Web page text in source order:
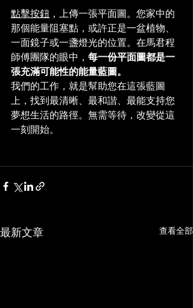
點擊按鈕 ，上傳一張平面圖。您家中的
那個能量阻塞點，或許正是一盆植物、
一面鏡子或一盞燈光的位置。在馬君程
師傅團隊的眼中， 每一份平面圖都是一
張充滿可能性的能量藍圖。
我們的工作，就是幫助您在這張藍圖
上，找到最清晰、最和諧、最能支持您
夢想生活的路徑。無需等待，改變從這
一刻開始。
最新文章 查看全部